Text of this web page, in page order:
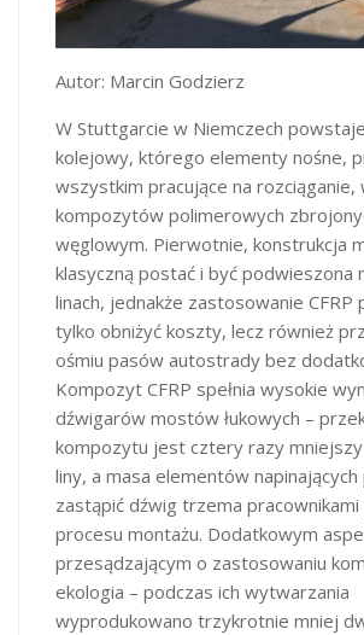
Autor: Marcin Godzierz
W Stuttgarcie w Niemczech
kolejowy, którego elementy nośne,
wszystkim pracujące na rozciąganie,
kompozytów polimerowych
węglowym. Pierwotnie, konstrukcja
klasyczną postać i być podwieszona
linach, jednakże zastosowanie CFRP
tylko obniżyć koszty, lecz również
ośmiu pasów autostrady bez
Kompozyt CFRP spełnia wysokie
dźwigarów mostów łukowych –
kompozytu jest cztery razy
liny, a masa elementów napinających
zastąpić dźwig trzema pracownikami
procesu montażu. Dodatkowym
przesądzającym o zastosowaniu
ekologia – podczas ich wytwarzania
wyprodukowano trzykrotnie mniej